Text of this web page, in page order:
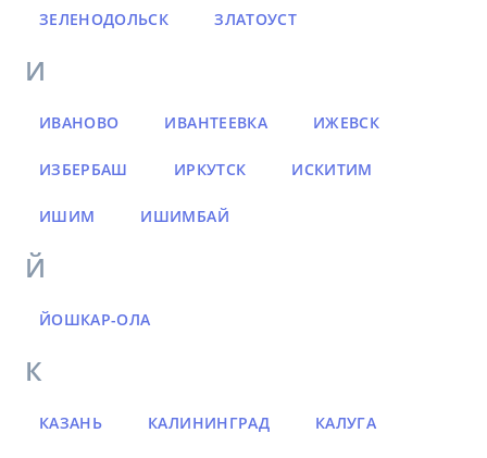
ЗЕЛЕНОДОЛЬСК ЗЛАТОУСТ
И
ИВАНОВО ИВАНТЕЕВКА ИЖЕВСК
ИЗБЕРБАШ ИРКУТСК ИСКИТИМ
ИШИМ ИШИМБАЙ
Й
ЙОШКАР-ОЛА
К
КАЗАНЬ КАЛИНИНГРАД КАЛУГА